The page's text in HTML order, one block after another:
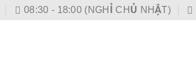
08:30 - 18:00 (NGHỈ CHỦ NHẬT)